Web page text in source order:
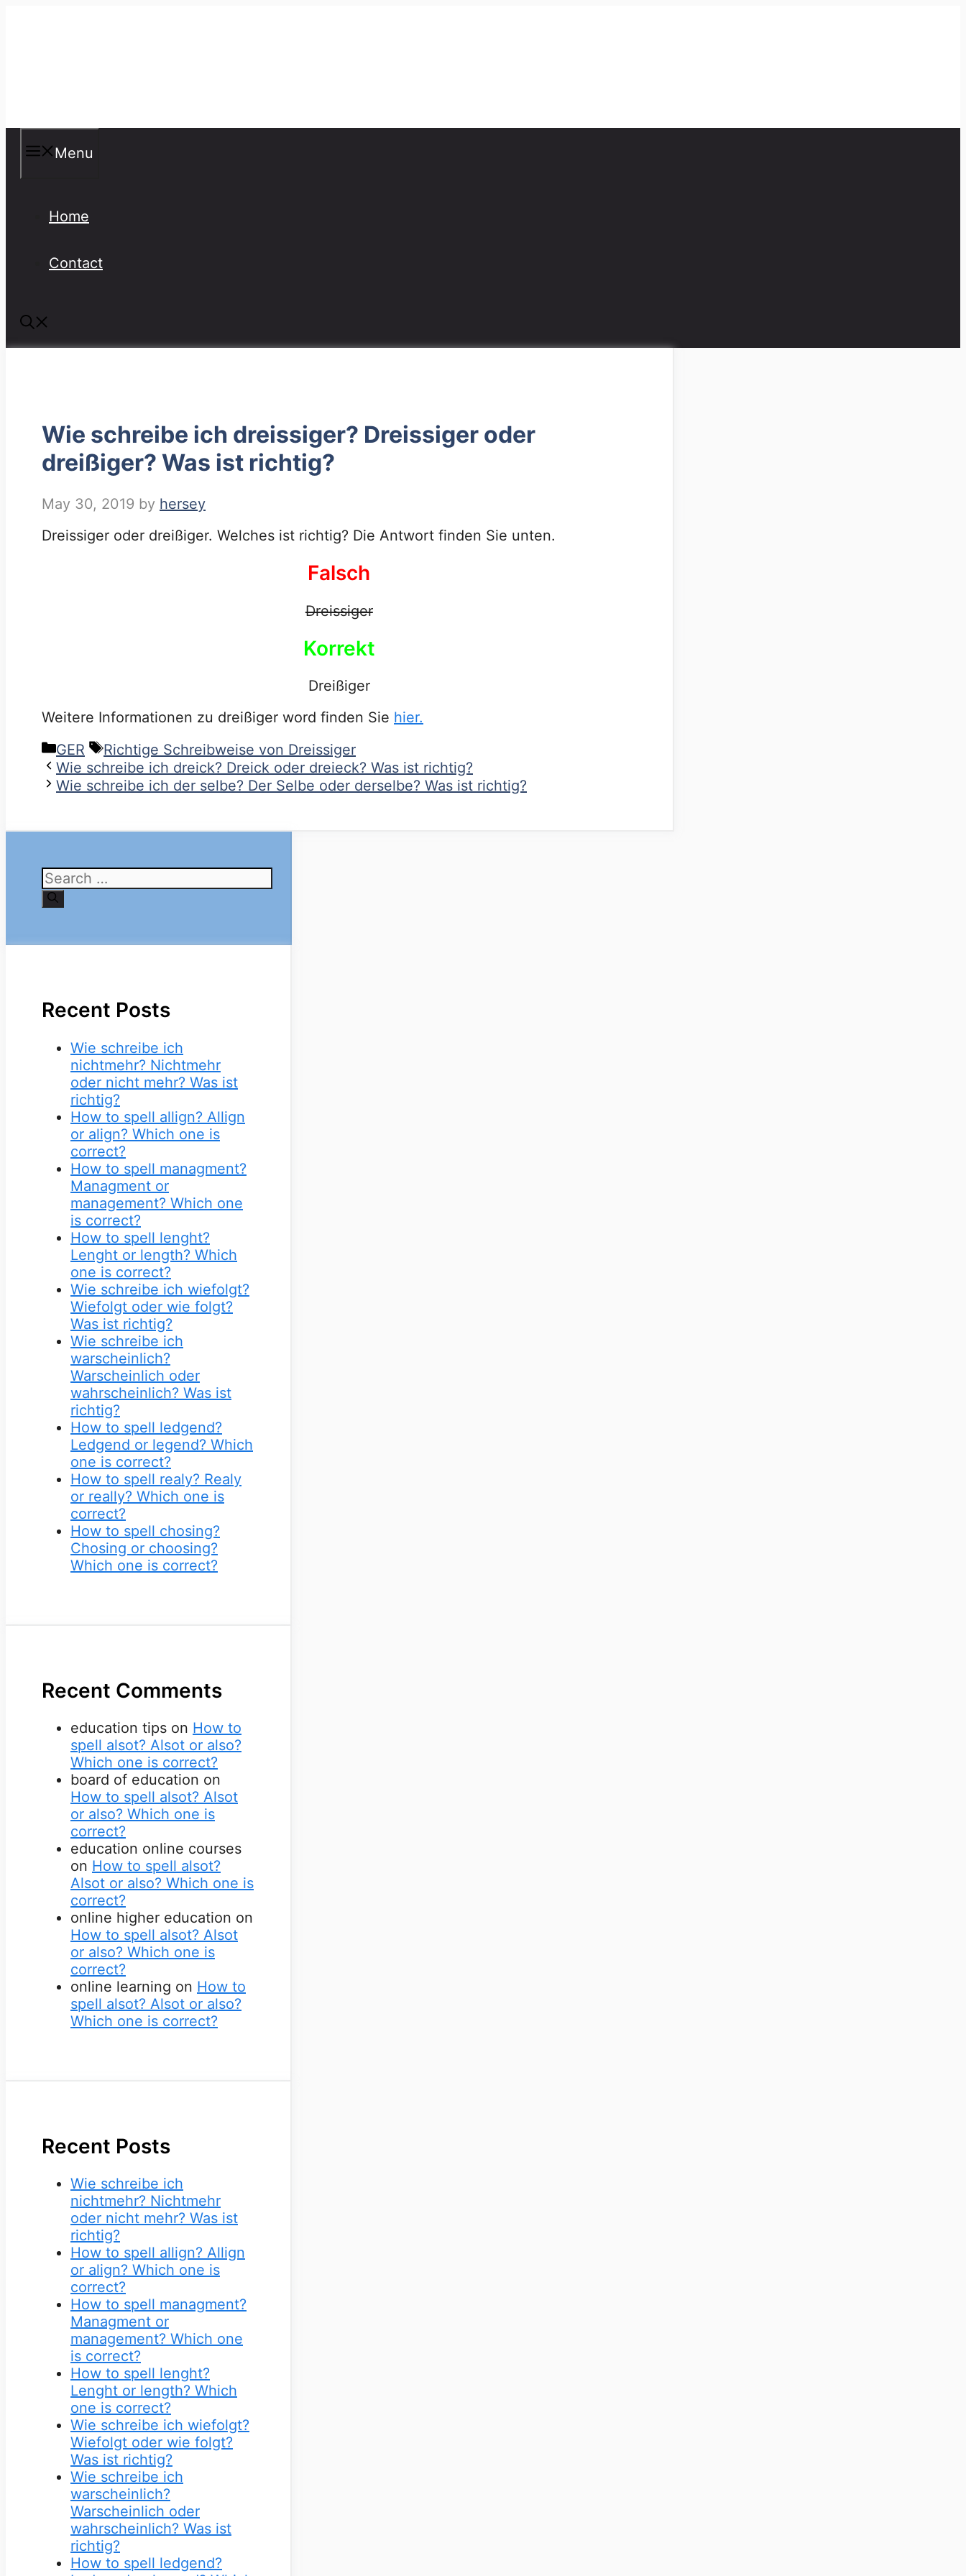
Menu
Home
Contact
Wie schreibe ich dreissiger? Dreissiger oder
dreißiger? Was ist richtig?
May 30, 2019 by hersey
Dreissiger oder dreißiger. Welches ist richtig? Die Antwort finden Sie unten.
Falsch
Dreissiger
Korrekt
Dreißiger
Weitere Informationen zu dreißiger word finden Sie hier.
Categories
GER Tags
Richtige Schreibweise von Dreissiger
Wie schreibe ich dreick? Dreick oder dreieck? Was ist richtig?
Wie schreibe ich der selbe? Der Selbe oder derselbe? Was ist richtig?
Search
for:
Recent Posts
Wie schreibe ich
nichtmehr? Nichtmehr
oder nicht mehr? Was ist
richtig?
How to spell allign? Allign
or align? Which one is
correct?
How to spell managment?
Managment or
management? Which one
is correct?
How to spell lenght?
Lenght or length? Which
one is correct?
Wie schreibe ich wiefolgt?
Wiefolgt oder wie folgt?
Was ist richtig?
Wie schreibe ich
warscheinlich?
Warscheinlich oder
wahrscheinlich? Was ist
richtig?
How to spell ledgend?
Ledgend or legend? Which
one is correct?
How to spell realy? Realy
or really? Which one is
correct?
How to spell chosing?
Chosing or choosing?
Which one is correct?
Recent Comments
education tips on How to
spell alsot? Alsot or also?
Which one is correct?
board of education on
How to spell alsot? Alsot
or also? Which one is
correct?
education online courses
on How to spell alsot?
Alsot or also? Which one is
correct?
online higher education on
How to spell alsot? Alsot
or also? Which one is
correct?
online learning on How to
spell alsot? Alsot or also?
Which one is correct?
Recent Posts
Wie schreibe ich
nichtmehr? Nichtmehr
oder nicht mehr? Was ist
richtig?
How to spell allign? Allign
or align? Which one is
correct?
How to spell managment?
Managment or
management? Which one
is correct?
How to spell lenght?
Lenght or length? Which
one is correct?
Wie schreibe ich wiefolgt?
Wiefolgt oder wie folgt?
Was ist richtig?
Wie schreibe ich
warscheinlich?
Warscheinlich oder
wahrscheinlich? Was ist
richtig?
How to spell ledgend?